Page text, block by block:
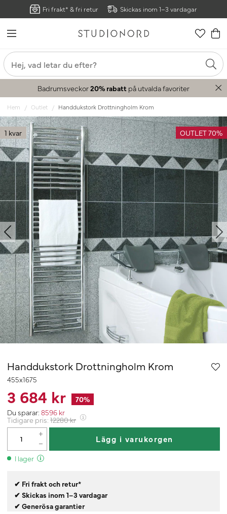
Fri frakt* & fri retur Skickas inom 1–3 vardagar
Badrumsveckor20% rabatt på utvalda favoriter
Hem Outlet Handdukstork Drottningholm Krom
1 kvar OUTLET 70%
Handdukstork Drottningholm Krom
455x1675
3 684 kr 70%
Du sparar: 8596 kr
Tidigare pris: 12280kr
Lägg i varukorgen
I lager
✔ Fri frakt och retur*
✔ Skickas inom 1–3 vardagar
✔ Generösa garantier